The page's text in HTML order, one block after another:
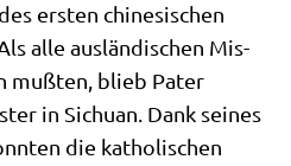
ersten chi­ne­si­schen
alle aus­län­di­schen Mis­
muß­ten, blieb Pater
in Sichu­an. Dank sei­nes
die katho­li­schen